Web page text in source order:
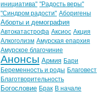
инициатива" "Радость веры"
"Синдром радости" Аборигены
Аборты и демография
Автокатастрофа Аксиос Акция
Алкоголизм Амурская епархия
Амурское благочиние
Анонсы Армия Бари
Беременность и роды Благовест
Благотворительность
Богословие Брак В начале